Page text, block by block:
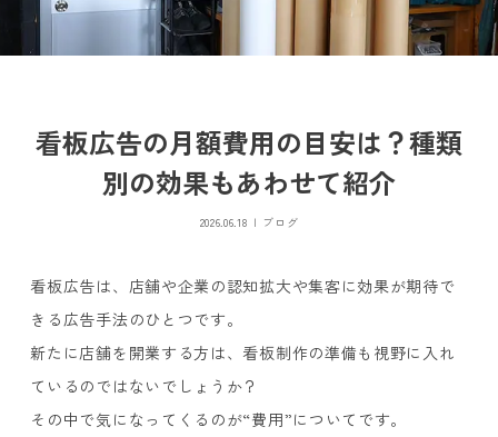
看板広告の月額費用の目安は？種類
別の効果もあわせて紹介
2026.06.18 ブログ
看板広告は、店舗や企業の認知拡大や集客に効果が期待で
きる広告手法のひとつです。
新たに店舗を開業する方は、看板制作の準備も視野に入れ
ているのではないでしょうか？
その中で気になってくるのが“費用”についてです。